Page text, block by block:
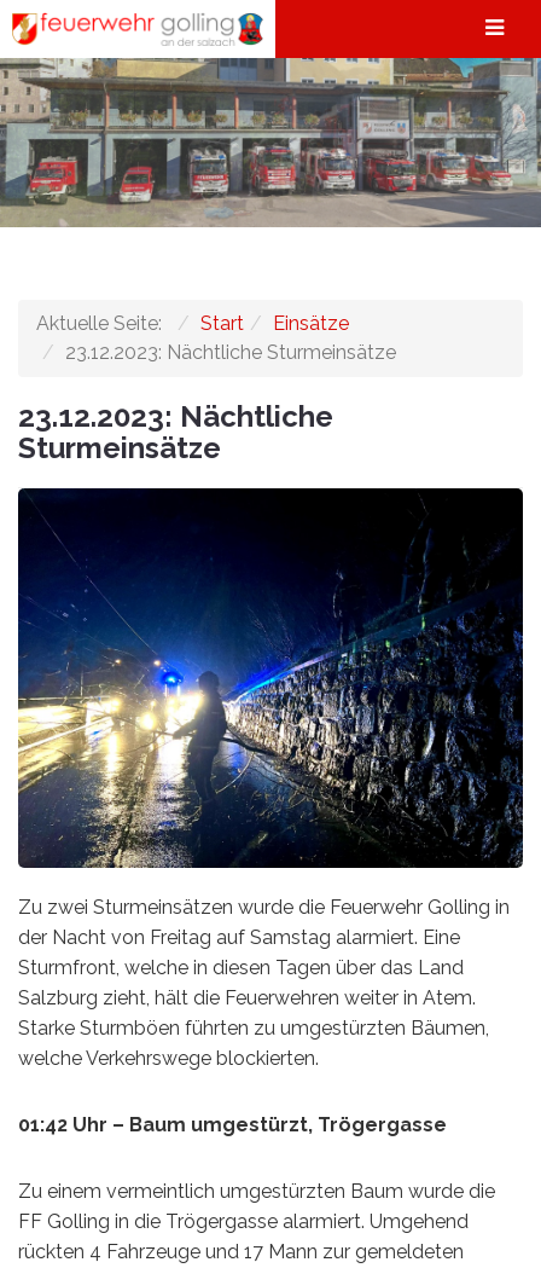
Aktuelle Seite: Start
Einsätze
23.12.2023: Nächtliche Sturmeinsätze
23.12.2023: Nächtliche
Sturmeinsätze
Zu zwei Sturmeinsätzen wurde die Feuerwehr Golling in
der Nacht von Freitag auf Samstag alarmiert. Eine
Sturmfront, welche in diesen Tagen über das Land
Salzburg zieht, hält die Feuerwehren weiter in Atem.
Starke Sturmböen führten zu umgestürzten Bäumen,
welche Verkehrswege blockierten.
01:42 Uhr – Baum umgestürzt, Trögergasse
Zu einem vermeintlich umgestürzten Baum wurde die
FF Golling in die Trögergasse alarmiert. Umgehend
rückten 4 Fahrzeuge und 17 Mann zur gemeldeten